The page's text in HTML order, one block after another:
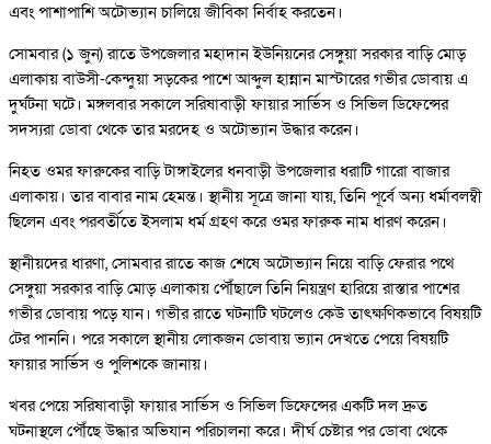
এবং পাশাপাশি অটোভ্যান চালিয়ে জীবিকা নির্বাহ করতেন।
সোমবার (১ জুন) রাতে উপজেলার মহাদান ইউনিয়নের সেঙ্গুয়া সরকার বাড়ি মোড়
এলাকায় বাউসী-কেন্দুয়া সড়কের পাশে আব্দুল হান্নান মাস্টারের গভীর ডোবায় এ
দুর্ঘটনা ঘটে। মঙ্গলবার সকালে সরিষাবাড়ী ফায়ার সার্ভিস ও সিভিল ডিফেন্সের
সদস্যরা ডোবা থেকে তার মরদেহ ও অটোভ্যান উদ্ধার করেন।
নিহত ওমর ফারুকের বাড়ি টাঙ্গাইলের ধনবাড়ী উপজেলার ধরাটি গারো বাজার
এলাকায়। তার বাবার নাম হেমন্ত। স্থানীয় সূত্রে জানা যায়, তিনি পূর্বে অন্য ধর্মাবলম্বী
ছিলেন এবং পরবর্তীতে ইসলাম ধর্ম গ্রহণ করে ওমর ফারুক নাম ধারণ করেন।
স্থানীয়দের ধারণা, সোমবার রাতে কাজ শেষে অটোভ্যান নিয়ে বাড়ি ফেরার পথে
সেঙ্গুয়া সরকার বাড়ি মোড় এলাকায় পৌঁছালে তিনি নিয়ন্ত্রণ হারিয়ে রাস্তার পাশের
গভীর ডোবায় পড়ে যান। গভীর রাতে ঘটনাটি ঘটলেও কেউ তাৎক্ষণিকভাবে বিষয়টি
টের পাননি। পরে সকালে স্থানীয় লোকজন ডোবায় ভ্যান দেখতে পেয়ে বিষয়টি
ফায়ার সার্ভিস ও পুলিশকে জানায়।
খবর পেয়ে সরিষাবাড়ী ফায়ার সার্ভিস ও সিভিল ডিফেন্সের একটি দল দ্রুত
ঘটনাস্থলে পৌঁছে উদ্ধার অভিযান পরিচালনা করে। দীর্ঘ চেষ্টার পর ডোবা থেকে